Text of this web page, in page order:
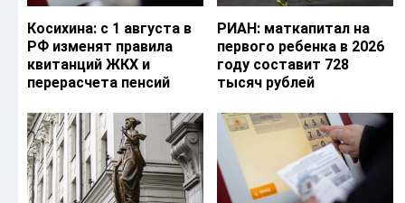
Косихина: с 1 августа в
РФ изменят правила
квитанций ЖКХ и
перерасчета пенсий
РИАН: маткапитал на
первого ребенка в 2026
году составит 728
тысяч рублей